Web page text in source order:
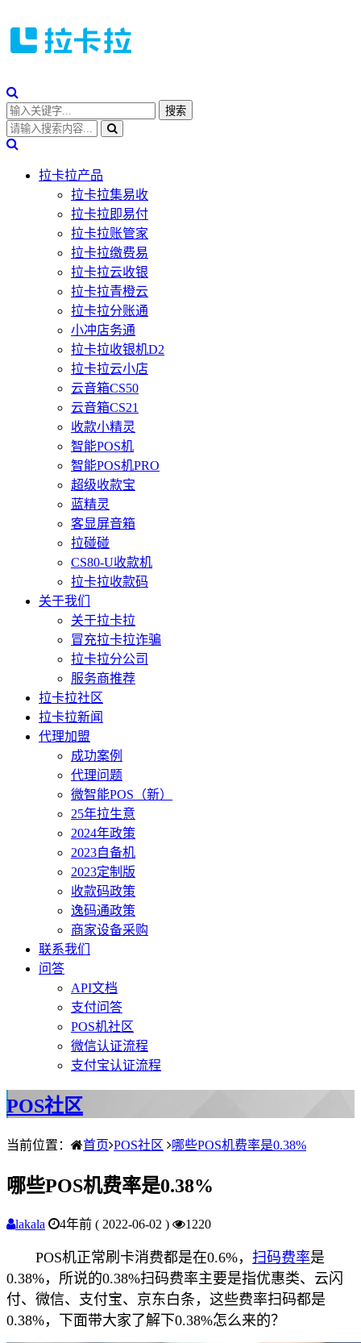
拉卡拉产品
拉卡拉集易收
拉卡拉即易付
拉卡拉账管家
拉卡拉缴费易
拉卡拉云收银
拉卡拉青橙云
拉卡拉分账通
小冲店务通
拉卡拉收银机D2
拉卡拉云小店
云音箱CS50
云音箱CS21
收款小精灵
智能POS机
智能POS机PRO
超级收款宝
蓝精灵
客显屏音箱
拉碰碰
CS80-U收款机
拉卡拉收款码
关于我们
关于拉卡拉
冒充拉卡拉诈骗
拉卡拉分公司
服务商推荐
拉卡拉社区
拉卡拉新闻
代理加盟
成功案例
代理问题
微智能POS（新）
25年拉生意
2024年政策
2023自备机
2023定制版
收款码政策
逸码通政策
商家设备采购
联系我们
问答
API文档
支付问答
POS机社区
微信认证流程
支付宝认证流程
POS社区
当前位置： 首页 POS社区 哪些POS机费率是0.38%
哪些POS机费率是0.38%
lakala 4年前 ( 2022-06-02 ) 1220
POS机正常刷卡消费都是在0.6%， 扫码费率是
0.38%，所说的0.38%扫码费率主要是指优惠类、云闪
付、微信、支付宝、京东白条，这些费率扫码都是
0.38%，下面带大家了解下0.38%怎么来的？